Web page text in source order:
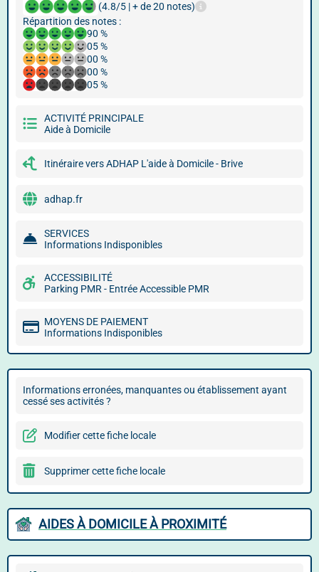
(4.8/5 | + de 20 notes)
Répartition des notes :
90 %
05 %
00 %
00 %
05 %
ACTIVITÉ PRINCIPALE
Aide à Domicile
Itinéraire vers ADHAP L'aide à Domicile - Brive
adhap.fr
SERVICES
Informations Indisponibles
ACCESSIBILITÉ
Parking PMR - Entrée Accessible PMR
MOYENS DE PAIEMENT
Informations Indisponibles
Informations erronées, manquantes ou établissement ayant
cessé ses activités ?
Modifier cette fiche locale
Supprimer cette fiche locale
AIDES À DOMICILE À PROXIMITÉ